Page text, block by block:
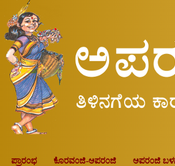
ಪ್ರಾರಂಭ ಕೊರವಂಜಿ-ಅಪರಂಜಿ ಅಪರಂಜಿ